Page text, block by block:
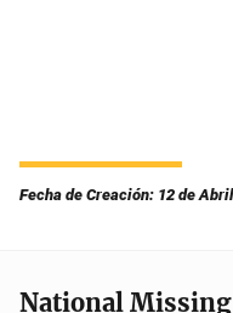
Fecha de Creación: 12 de
National